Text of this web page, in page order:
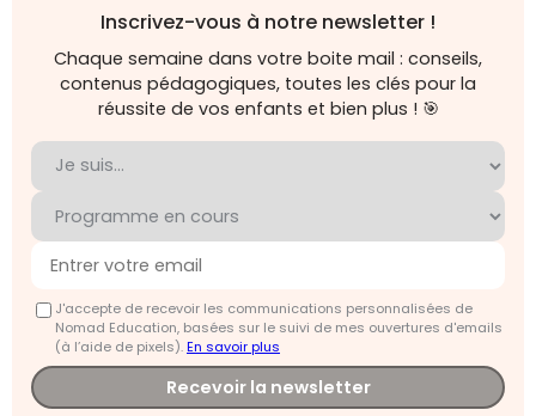
Inscrivez-vous à notre newsletter !
Chaque semaine dans votre boite mail : conseils,
contenus pédagogiques, toutes les clés pour la
réussite de vos enfants et bien plus ! 🎯
J'accepte de recevoir les communications personnalisées de
Nomad Education, basées sur le suivi de mes ouvertures d'emails
(à l’aide de pixels).En savoir plus
Recevoir la newsletter